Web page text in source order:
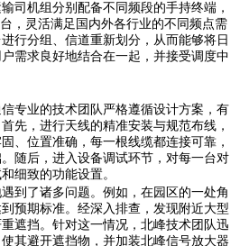
司机组分别配备不同频段的手持终端，
，灵活满足国内外各行业的不同频点需
行分组、信道重新划分，从而能够将日
需求良好地结合在一起，并接受调度中
专业的技术团队严格遵循设计方案，有
先，进行天线的精准安装与规范布线，
、位置准确，每一根线缆都连接可靠，
随后，进入设备调试环节，对每一台对
细致的功能设置。
到了诸多问题。例如，在园区的一处角
预期标准。经深入排查，发现附近大型
遮挡。针对这一情况，北峰技术团队迅
其避开遮挡物，并加装北峰信号放大器